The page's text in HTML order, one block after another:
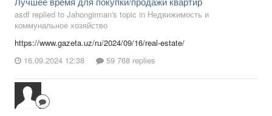
asdf replied to Jahongirman's topic in Недвижимость и
коммунальное хозяйство
https://www.gazeta.uz/ru/2024/09/16/real-estate/
16.09.2024 12:38
59 768 replies